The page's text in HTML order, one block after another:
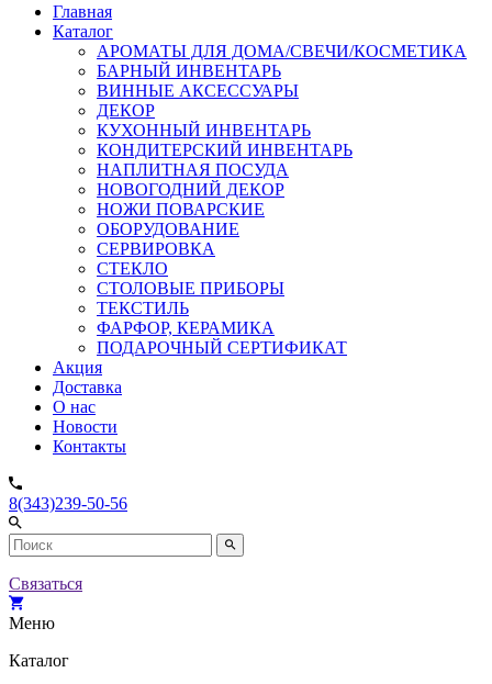
Главная
Каталог
АРОМАТЫ ДЛЯ ДОМА/СВЕЧИ/КОСМЕТИКА
БАРНЫЙ ИНВЕНТАРЬ
ВИННЫЕ АКСЕССУАРЫ
ДЕКОР
КУХОННЫЙ ИНВЕНТАРЬ
КОНДИТЕРСКИЙ ИНВЕНТАРЬ
НАПЛИТНАЯ ПОСУДА
НОВОГОДНИЙ ДЕКОР
НОЖИ ПОВАРСКИЕ
ОБОРУДОВАНИЕ
СЕРВИРОВКА
СТЕКЛО
СТОЛОВЫЕ ПРИБОРЫ
ТЕКСТИЛЬ
ФАРФОР, КЕРАМИКА
ПОДАРОЧНЫЙ СЕРТИФИКАТ
Акция
Доставка
О нас
Новости
Контакты
8(343)239-50-56
Связаться
Меню
Каталог